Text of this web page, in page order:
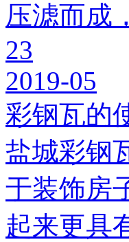
压滤而成
23
2019-05
彩钢瓦的
盐城彩钢
于装饰房
起来更具